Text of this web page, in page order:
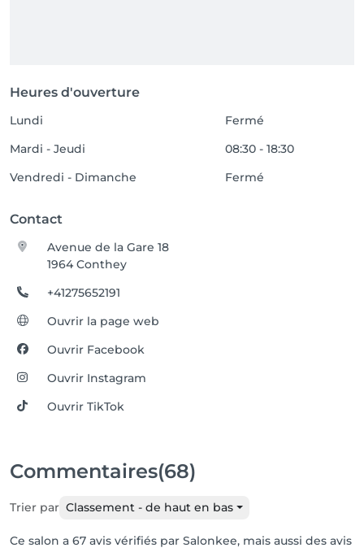
Heures d'ouverture
Lundi
Fermé
Mardi - Jeudi
08:30 - 18:30
Vendredi - Dimanche
Fermé
Contact
Avenue de la Gare 18
1964 Conthey
+41275652191
Ouvrir la page web
Ouvrir Facebook
Ouvrir Instagram
Ouvrir TikTok
Commentaires(68)
Trier par Classement - de haut en bas
Ce salon a 67 avis vérifiés par Salonkee, mais aussi des avis